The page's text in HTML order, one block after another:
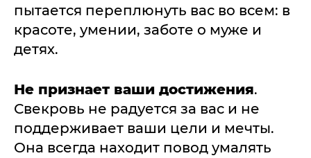
пытается переплюнуть вас во всем: в
красоте, умении, заботе о муже и
детях.
Не признает ваши достижения.
Свекровь не радуется за вас и не
поддерживает ваши цели и мечты.
Она всегда находит повод умалять